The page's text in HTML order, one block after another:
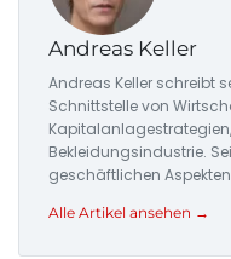
Andreas Keller
Andreas Keller schreibt
Schnittstelle von
Bekleidungsindustrie.
geschäftlichen
Alle Artikel ansehen →